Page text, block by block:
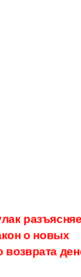
о новых